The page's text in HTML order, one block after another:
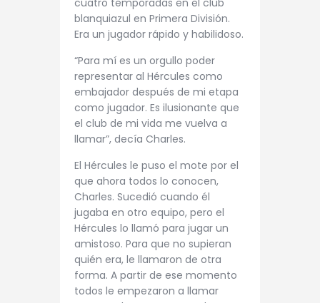
blanquiazul en Primera División.
Era un jugador rápido y habilidoso.
“Para mí es un orgullo poder
representar al Hércules como
embajador después de mi etapa
como jugador. Es ilusionante que
el club de mi vida me vuelva a
llamar”, decía Charles.
El Hércules le puso el mote por el
que ahora todos lo conocen,
Charles. Sucedió cuando él
jugaba en otro equipo, pero el
Hércules lo llamó para jugar un
amistoso. Para que no supieran
quién era, le llamaron de otra
forma. A partir de ese momento
todos le empezaron a llamar